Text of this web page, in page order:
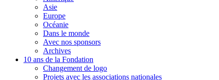
Asie
Europe
Océanie
Dans le monde
Avec nos sponsors
Archives
10 ans de la Fondation
Changement de logo
Projets avec les associations nationales